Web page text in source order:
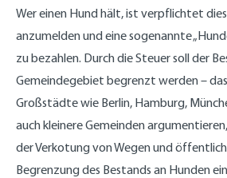
Wer einen Hund hält, ist verpflichtet
anzumelden und eine sogenannte
zu bezahlen. Durch die Steuer soll der
Gemeindegebiet begrenzt werden –
Großstädte wie Berlin, Hamburg,
auch kleinere Gemeinden
der Verkotung von Wegen und
Begrenzung des Bestands an Hunden